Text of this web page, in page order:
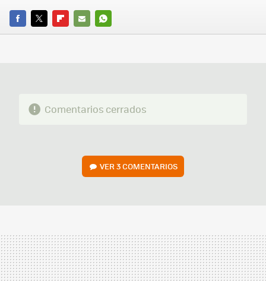
FACEBOOK
TWITTERFLIPBOARD
E-
WHATSAPP
Comentarios cerrados
VER3 COMENTARIOS